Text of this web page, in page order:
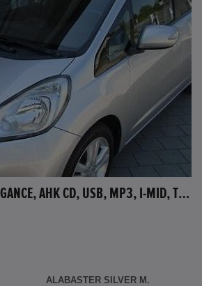
HONDA JAZZ 1.4 ELEGANCE, AHK CD, USB, MP3, I-MID, TEMPOMAT, AUX-IN
ALABASTER SILVER M.